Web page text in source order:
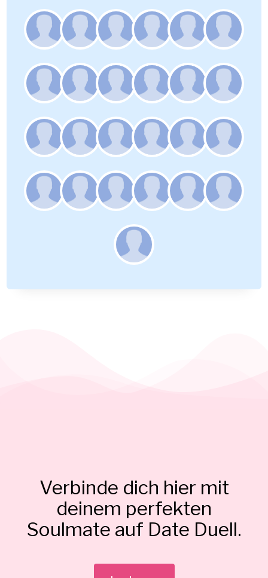
Verbinde dich hier mit
deinem perfekten
Soulmate auf Date Duell.